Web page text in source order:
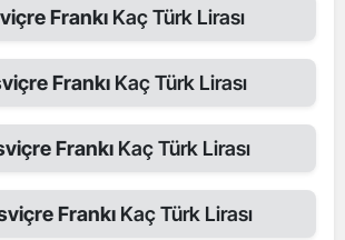
FrankıKaç Türk Lirası
FrankıKaç Türk Lirası
Frankı Kaç Türk Lirası
Frankı Kaç Türk Lirası